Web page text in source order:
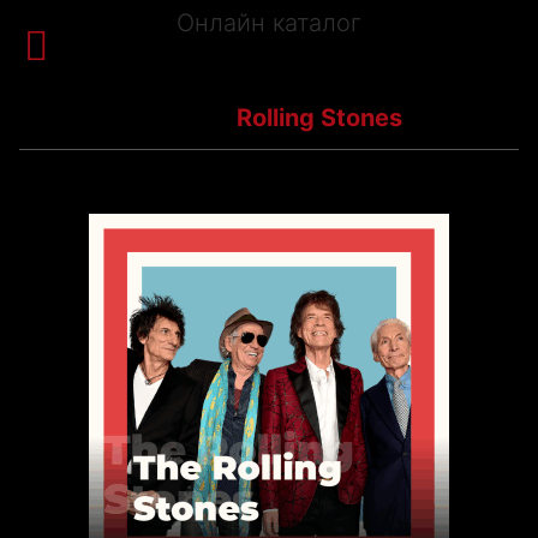

Онлайн каталог
Rolling Stones
Корзина
Ваше Имя*
Телефон* (цифры)
@e-mail